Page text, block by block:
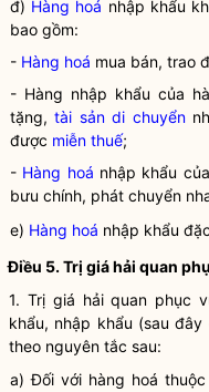
đ) Hàng hoá nhập khẩu
bao gồm:
- Hàng hoá mua bán, trao
- Hàng nhập khẩu của
tặng,tài sản di chuyển
được miễn thuế;
- Hàng hoá nhập khẩu
bưu chính, phát chuyển
e) Hàng hoá nhập khẩu
Điều 5. Trị giáhải quan
1. Trị giá hải quan phục
khẩu, nhập khẩu (sau
theo nguyên tắc sau:
a) Đối với hàng hoá